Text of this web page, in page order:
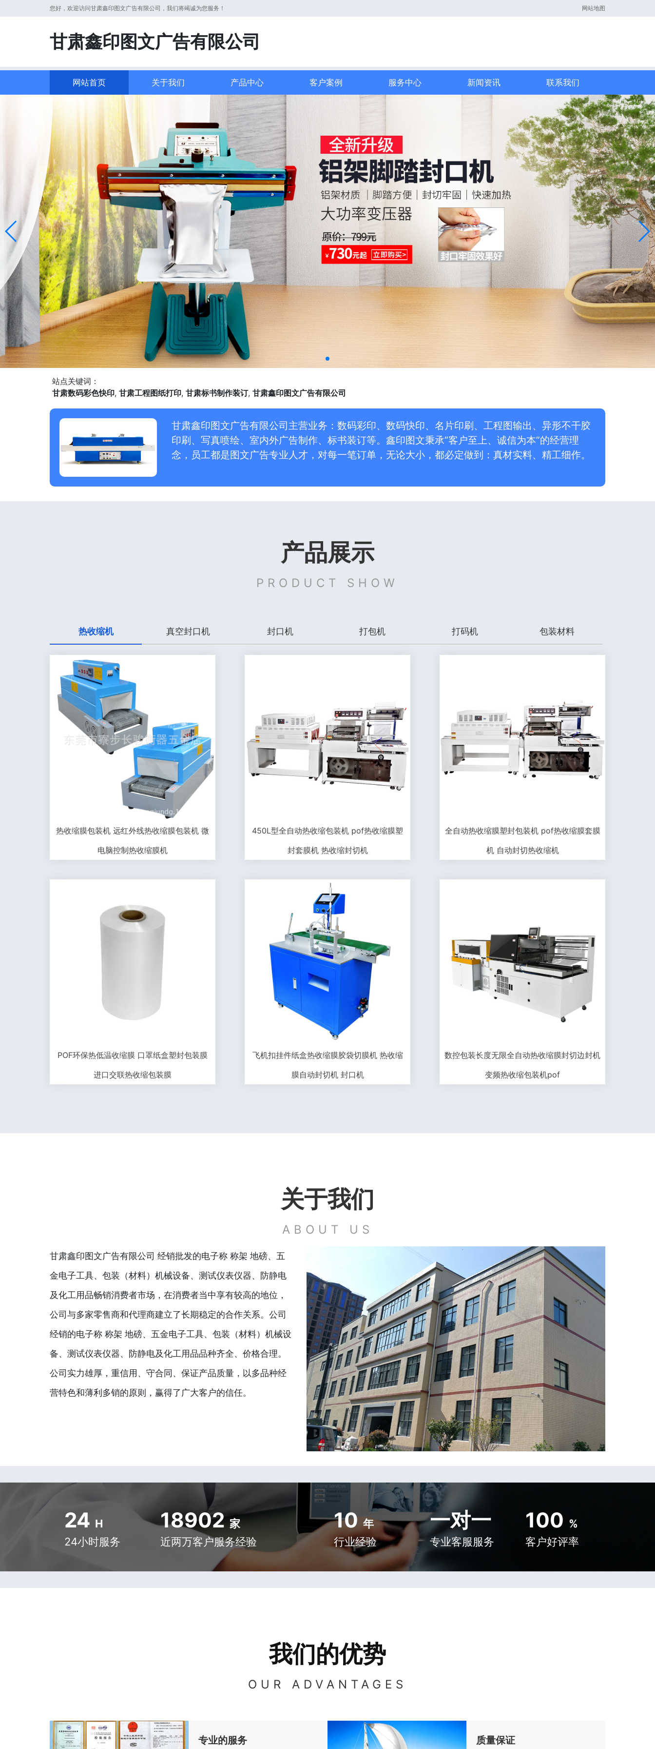
您好，欢迎访问甘肃鑫印图文广告有限公司，我们将竭诚为您服务！ 网站地图
甘肃鑫印图文广告有限公司
网站首页 关于我们 产品中心 客户案例 服务中心 新闻资讯 联系我们
站点关键词：
甘肃数码彩色快印, 甘肃工程图纸打印, 甘肃标书制作装订, 甘肃鑫印图文广告有限公司
甘肃鑫印图文广告有限公司主营业务：数码彩印、数码快印、名片印刷、工程图输出、异形不干胶
印刷、写真喷绘、室内外广告制作、标书装订等。鑫印图文秉承“客户至上、诚信为本”的经营理
念，员工都是图文广告专业人才，对每一笔订单，无论大小，都必定做到：真材实料、精工细作。
产品展示
PRODUCT SHOW
热收缩机 真空封口机 封口机 打包机 打码机 包装材料
热收缩膜包装机 远红外线热收缩膜包装机 微
电脑控制热收缩膜机
450L型全自动热收缩包装机 pof热收缩膜塑
封套膜机 热收缩封切机
全自动热收缩膜塑封包装机 pof热收缩膜套膜
机 自动封切热收缩机
POF环保热低温收缩膜 口罩纸盒塑封包装膜
进口交联热收缩包装膜
飞机扣挂件纸盒热收缩膜胶袋切膜机 热收缩
膜自动封切机 封口机
数控包装长度无限全自动热收缩膜封切边封机
变频热收缩包装机pof
关于我们
ABOUT US
甘肃鑫印图文广告有限公司 经销批发的电子称 称架 地磅、五
金电子工具、包装（材料）机械设备、测试仪表仪器、防静电
及化工用品畅销消费者市场，在消费者当中享有较高的地位，
公司与多家零售商和代理商建立了长期稳定的合作关系。公司
经销的电子称 称架 地磅、五金电子工具、包装（材料）机械设
备、测试仪表仪器、防静电及化工用品品种齐全、价格合理。
公司实力雄厚，重信用、守合同、保证产品质量，以多品种经
营特色和薄利多销的原则，赢得了广大客户的信任。
24 H
24小时服务
18902 家
近两万客户服务经验
10 年
行业经验
一对一
专业客服服务
100 %
客户好评率
我们的优势
OUR ADVANTAGES
专业的服务 质量保证